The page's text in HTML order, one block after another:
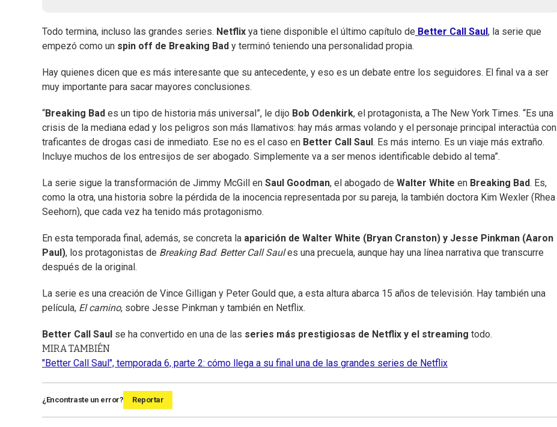
Todo termina, incluso las grandes series. Netflix ya tiene disponible el último capítulo de Better Call Saul , la serie que
empezó como un spin off de Breaking Bad y terminó teniendo una personalidad propia.
Hay quienes dicen que es más interesante que su antecedente, y eso es un debate entre los seguidores. El final va a ser
muy importante para sacar mayores conclusiones.
“Breaking Bad es un tipo de historia más universal”, le dijo Bob Odenkirk, el protagonista, a The New York Times. “Es una
crisis de la mediana edad y los peligros son más llamativos: hay más armas volando y el personaje principal interactúa con
traficantes de drogas casi de inmediato. Ese no es el caso en Better Call Saul . Es más interno. Es un viaje más extraño.
Incluye muchos de los entresijos de ser abogado. Simplemente va a ser menos identificable debido al tema”.
La serie sigue la transformación de Jimmy McGill en Saul Goodman, el abogado de Walter White en Breaking Bad. Es,
como la otra, una historia sobre la pérdida de la inocencia representada por su pareja, la también doctora Kim Wexler (Rhea
Seehorn), que cada vez ha tenido más protagonismo.
En esta temporada final, además, se concreta la aparición de Walter White (Bryan Cranston) y Jesse Pinkman (Aaron
Paul), los protagonistas de Breaking Bad. Better Call Saules una precuela, aunque hay una línea narrativa que transcurre
después de la original.
La serie es una creación de Vince Gilligan y Peter Gould que, a esta altura abarca 15 años de televisión. Hay también una
película, El camino, sobre Jesse Pinkman y también en Netflix.
Better Call Saul se ha convertido en una de las series más prestigiosas de Netflix y el streaming todo.
MIRA TAMBIÉN
"Better Call Saul", temporada 6, parte 2: cómo llega a su final una de las grandes series de Netflix
¿Encontraste un error? Reportar